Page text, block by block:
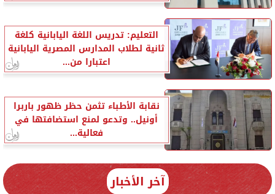
التعليم: تدريس اللغة اليابانية كلغة
ثانية لطلاب المدارس المصرية اليابانية
اعتبارا من...
نقابة الأطباء تثمن حظر ظهور باربرا
أونيل.. وتدعو لمنع استضافتها في
فعالية...
آخر الأخبار